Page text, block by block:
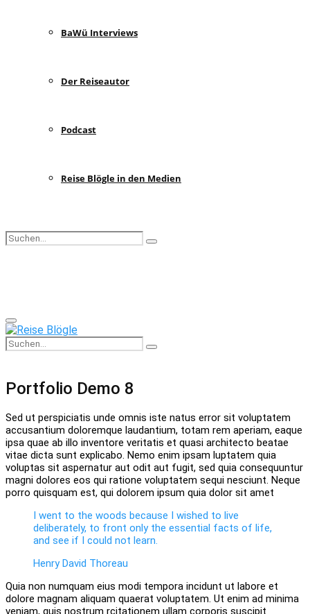
BaWü Interviews
Der Reiseautor
Podcast
Reise Blögle in den Medien
Search
Search
Primary
Menu
Search
for:
Search
Portfolio Demo 8
Sed ut perspiciatis unde omnis iste natus error sit voluptatem
accusantium doloremque laudantium, totam rem aperiam, eaque
ipsa quae ab illo inventore veritatis et quasi architecto beatae
vitae dicta sunt explicabo. Nemo enim ipsam luptatem quia
voluptas sit aspernatur aut odit aut fugit, sed quia consequuntur
magni dolores eos qui ratione voluptatem sequi nesciunt. Neque
porro quisquam est, qui dolorem ipsum quia dolor sit amet
I went to the woods because I wished to live
deliberately, to front only the essential facts of life,
and see if I could not learn.
Henry David Thoreau
Quia non numquam eius modi tempora incidunt ut labore et
dolore magnam aliquam quaerat voluptatem. Ut enim ad minima